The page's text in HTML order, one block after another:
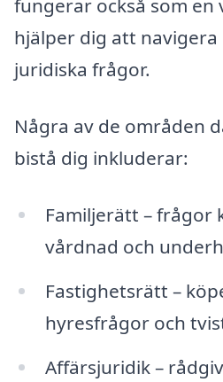
fungerar också som en
hjälper dig att
juridiska frågor.
Några av de områden
bistå dig inkluderar:
Familjerätt – frågor
vårdnad och
Fastighetsrätt –
hyresfrågor och
Affärsjuridik –